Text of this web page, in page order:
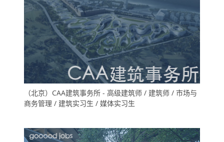
（北京）CAA建筑事务所 - 高级建筑师 / 建筑师 / 市场与
商务管理 / 建筑实习生 / 媒体实习生